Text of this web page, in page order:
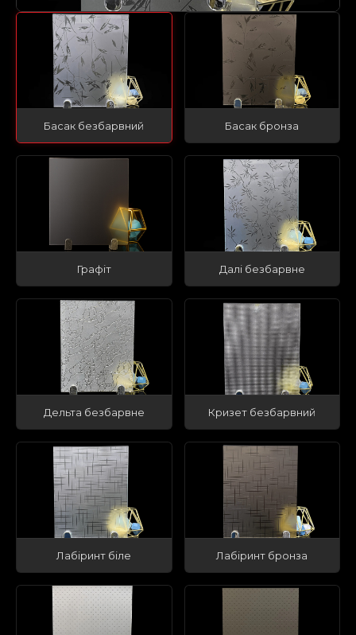
Басак безбарвний Басак бронза
Графіт Далі безбарвне
Дельта безбарвне Кризет безбарвний
Лабіринт біле Лабіринт бронза